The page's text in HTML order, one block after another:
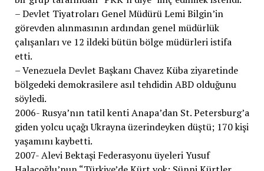
– Devlet Tiyatroları Genel Müdürü Lemi Bilgin’in
görevden alınmasının ardından genel müdürlük
çalışanları ve 12 ildeki bütün bölge müdürleri istifa
etti.
– Venezuela Devlet Başkanı Chavez Küba ziyaretinde
bölgedeki demokrasilere asıl tehdidin ABD olduğunu
söyledi.
2006- Rusya’nın tatil kenti Anapa’dan St. Petersburg’a
giden yolcu uçağı Ukrayna üzerindeyken düştü; 170 kişi
yaşamını kaybetti.
2007- Alevi Bektaşi Federasyonu üyeleri Yusuf